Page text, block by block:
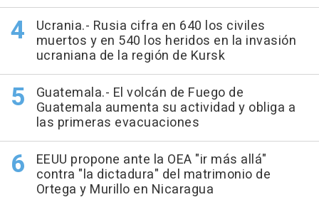
Ucrania.- Rusia cifra en 640 los civiles
muertos y en 540 los heridos en la invasión
ucraniana de la región de Kursk
Guatemala.- El volcán de Fuego de
Guatemala aumenta su actividad y obliga a
las primeras evacuaciones
EEUU propone ante la OEA "ir más allá"
contra "la dictadura" del matrimonio de
Ortega y Murillo en Nicaragua